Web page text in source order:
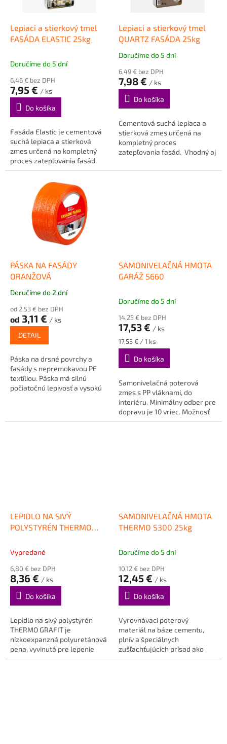
Lepiaci a stierkový tmel
FASÁDA ELASTIC 25kg
Doručíme do 5 dní
6,46 € bez DPH
7,95 € / ks
Do košíka
Fasáda Elastic je cementová
suchá lepiaca a stierková
zmes určená na kompletný
proces zatepľovania fasád.
Doprava sypkých zmesí -...
Lepiaci a stierkový tmel
QUARTZ FASÁDA 25kg
Priemerné
produktu
je
5,0
hviezdičiek.
Doručíme do 5 dní
6,49 € bez DPH
7,98 € / ks
Do košíka
Cementová suchá lepiaca a
stierková zmes určená na
kompletný proces
zatepľovania fasád. Vhodný aj
PÁSKA NA FASÁDY
ORANŽOVÁ
Priemerné
produktu
je
5,0
hviezdičiek.
Doručíme do 2 dní
od 2,53 € bez DPH
od 3,11 € / ks
DETAIL
Páska na drsné povrchy a
fasády s nepremokavou PE
textíliou. Páska má silnú
počiatočnú lepivosť a vysokú
SAMONIVELAČNÁ HMOTA
GARÁŽ S660
Doručíme do 5 dní
14,25 € bez DPH
17,53 € / ks
Jednotková
cena:
17,53 € / 1 ks
Do košíka
Samonivelačná poterová
zmes s PP vláknami, do
interiéru. Minimálny odber pre
dopravu je 10 vriec. Možnosť
bezplatného osobného
LEPIDLO NA SIVÝ
POLYSTYRÉN THERMO
Vypredané
6,80 € bez DPH
8,36 € / ks
Do košíka
Lepidlo na sivý polystyrén
THERMO GRAFIT je
nízkoexpanzná polyuretánová
pena, vyvinutá pre lepenie
ľahkých izolačných materiálov
SAMONIVELAČNÁ HMOTA
THERMO S300 25kg
Doručíme do 5 dní
10,12 € bez DPH
12,45 € / ks
Do košíka
Vyrovnávací poterový
materiál na báze cementu,
plnív a špeciálnych
zušľachťujúcich prísad ako
vyrovnávacia vrstva na